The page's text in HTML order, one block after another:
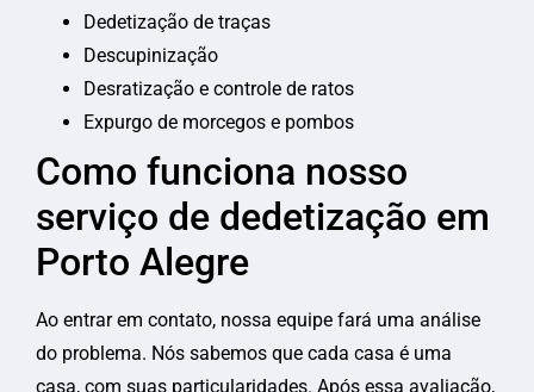
Dedetização de traças
Descupinização
Desratização e controle de ratos
Expurgo de morcegos e pombos
Como funciona nosso
serviço de dedetização em
Porto Alegre
Ao entrar em contato, nossa equipe fará uma análise
do problema. Nós sabemos que cada casa é uma
casa, com suas particularidades. Após essa avaliação,